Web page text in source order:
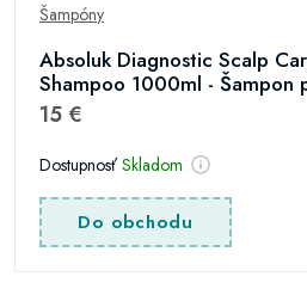
Šampóny
Absoluk Diagnostic Scalp
Shampoo 1000ml - Šampon
15 €
Dostupnosť Skladom
Do obchodu